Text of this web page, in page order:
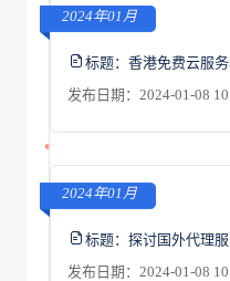
2024年01月
标题： 香港免费云服
发布日期：2024-01-08
2024年01月
标题： 探讨国外代理
发布日期：2024-01-08